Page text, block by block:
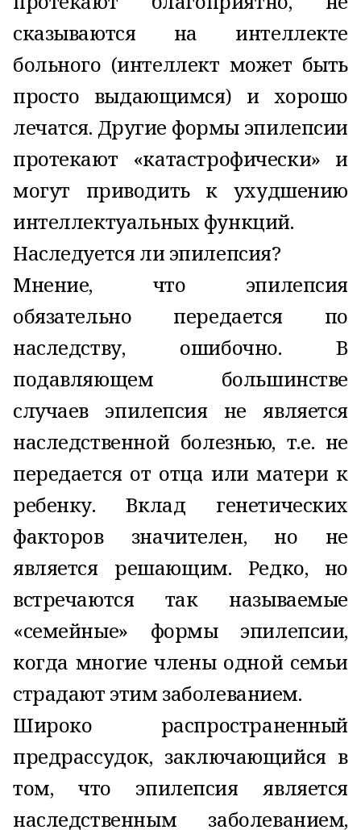
сказываются на интеллекте
больного (интеллект может быть
просто выдающимся) и хорошо
лечатся. Другие формы эпилепсии
протекают «катастрофически» и
могут приводить к ухудшению
интеллектуальных функций.
Наследуется ли эпилепсия?
Мнение, что эпилепсия
обязательно передается по
наследству, ошибочно. В
подавляющем большинстве
случаев эпилепсия не является
наследственной болезнью, т.е. не
передается от отца или матери к
ребенку. Вклад генетических
факторов значителен, но не
является решающим. Редко, но
встречаются так называемые
«семейные» формы эпилепсии,
когда многие члены одной семьи
страдают этим заболеванием.
Широко распространенный
предрассудок, заключающийся в
том, что эпилепсия является
наследственным заболеванием,